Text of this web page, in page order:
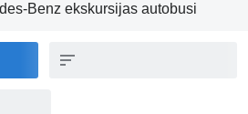
Benz ekskursijas autobusi